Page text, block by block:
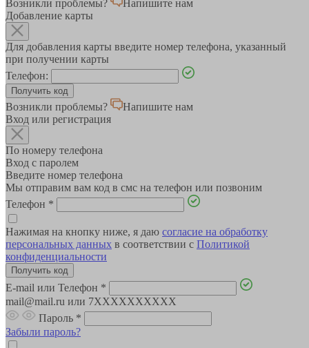
Возникли проблемы?
Напишите нам
Добавление карты
Для добавления карты введите номер телефона, указанный
при получении карты
Телефон:
Возникли проблемы?
Напишите нам
Вход или регистрация
По номеру телефона
Вход с паролем
Введите номер телефона
Мы отправим вам код в смс на телефон или позвоним
Телефон *
Нажимая на кнопку ниже, я даю согласие на обработку
персональных данных в соответствии с Политикой
конфиденциальности
E-mail или Телефон *
mail@mail.ru или 7XXXXXXXXXX
Пароль *
Забыли пароль?